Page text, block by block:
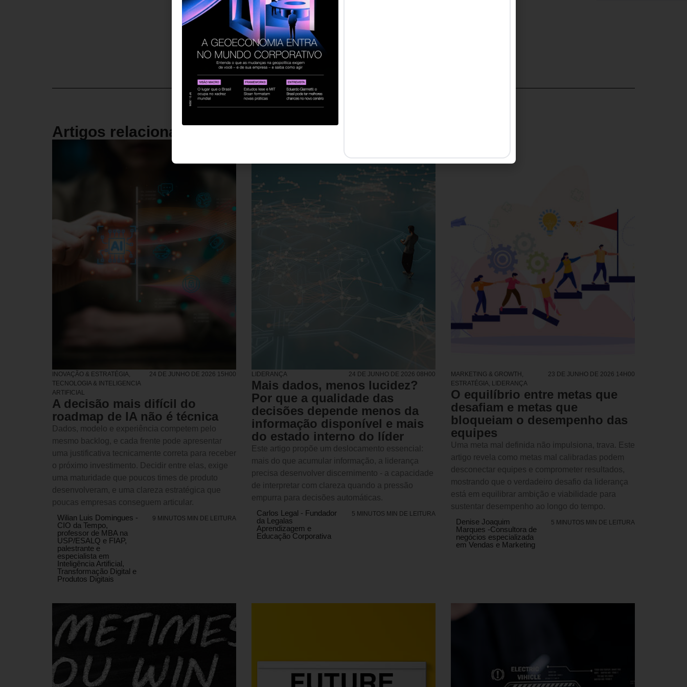
Artigos relacionados
INOVAÇÃO & ESTRATÉGIA,
TECNOLOGIA & INTELIGENCIA
ARTIFICIAL
24 DE JUNHO DE 2026 15H00
A decisão mais difícil do
roadmap de IA não é técnica
Dados, modelo e experiência competem pelo
mesmo backlog, e cada frente pode apresentar
uma justificativa tecnicamente correta para receber
o próximo investimento. Decidir entre elas, exige
uma maturidade que poucos times de produto
desenvolveram, e uma clareza estratégica que
poucas empresas conseguem articular.
Wilian Luis Domingues -
CIO da Tempo,
professor de MBA na
USP/ESALQ e FIAP,
palestrante e
especialista em
Inteligência Artificial,
Transformação Digital e
Produtos Digitais
9 MINUTOS MIN DE LEITURA
LIDERANÇA 24 DE JUNHO DE 2026 08H00
Mais dados, menos lucidez?
Por que a qualidade das
decisões depende menos da
informação disponível e mais
do estado interno do líder
Este artigo propõe um deslocamento essencial:
mais do que acumular informação, a liderança
precisa desenvolver discernimento - a capacidade
de interpretar com clareza quando a pressão
empurra para decisões automáticas.
Carlos Legal - Fundador
da Legalas
Aprendizagem e
Educação Corporativa
5 MINUTOS MIN DE LEITURA
MARKETING & GROWTH,
ESTRATÉGIA, LIDERANÇA
23 DE JUNHO DE 2026 14H00
O equilíbrio entre metas que
desafiam e metas que
bloqueiam o desempenho das
equipes
Uma meta mal definida não impulsiona, trava. Este
artigo revela como metas mal calibradas podem
desconectar equipes e comprometer resultados,
mostrando que o verdadeiro desafio da liderança
está em equilibrar ambição e viabilidade para
sustentar desempenho ao longo do tempo.
Denise Joaquim
Marques -Consultora de
negócios especializada
em Vendas e Marketing
5 MINUTOS MIN DE LEITURA